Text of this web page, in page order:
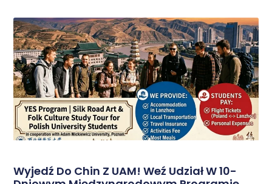
Wyjedź Do Chin Z UAM! Weź Udział W 10-